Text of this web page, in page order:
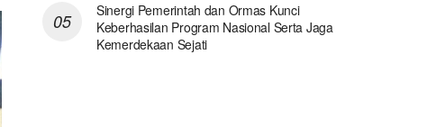
Sinergi Pemerintah dan Ormas Kunci
Keberhasilan Program Nasional Serta Jaga
Kemerdekaan Sejati